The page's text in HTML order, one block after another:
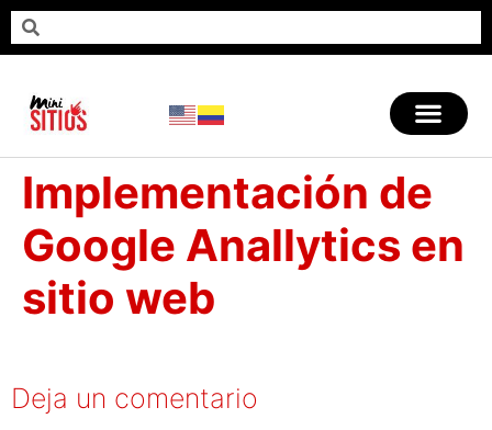
Implementación de
Google Anallytics en
sitio web
Deja un comentario